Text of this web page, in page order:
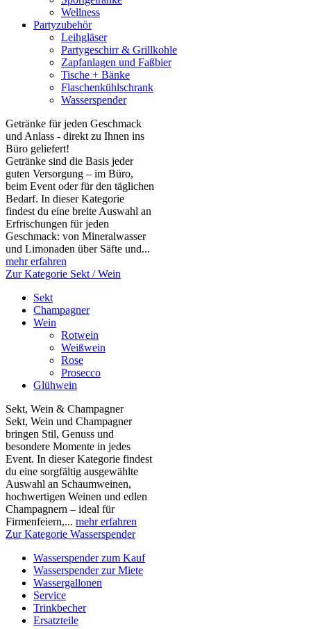
Wellness
Partyzubehör
Leihgläser
Partygeschirr & Grillkohle
Zapfanlagen und Faßbier
Tische + Bänke
Flaschenkühlschrank
Wasserspender
Getränke für jeden Geschmack
und Anlass - direkt zu Ihnen ins
Büro geliefert!
Getränke sind die Basis jeder
guten Versorgung – im Büro,
beim Event oder für den täglichen
Bedarf. In dieser Kategorie
findest du eine breite Auswahl an
Erfrischungen für jeden
Geschmack: von Mineralwasser
und Limonaden über Säfte und...
mehr erfahren
Zur Kategorie Sekt / Wein
Sekt
Champagner
Wein
Rotwein
Weißwein
Rose
Prosecco
Glühwein
Sekt, Wein & Champagner
Sekt, Wein und Champagner
bringen Stil, Genuss und
besondere Momente in jedes
Event. In dieser Kategorie findest
du eine sorgfältig ausgewählte
Auswahl an Schaumweinen,
hochwertigen Weinen und edlen
Champagnern – ideal für
Firmenfeiern,... mehr erfahren
Zur Kategorie Wasserspender
Wasserspender zum Kauf
Wasserspender zur Miete
Wassergallonen
Service
Trinkbecher
Ersatzteile